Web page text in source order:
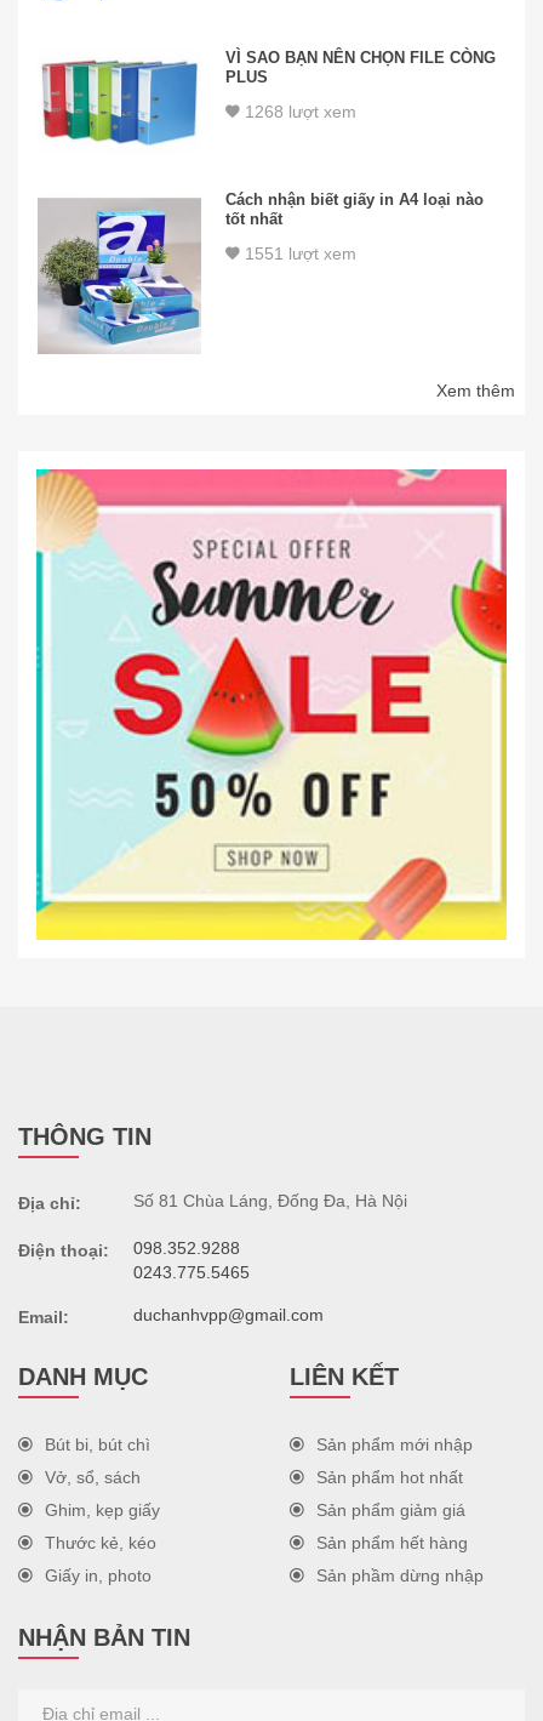
VÌ SAO BẠN NÊN CHỌN FILE CÒNG
PLUS
1268 lượt xem
Cách nhận biết giấy in A4 loại nào
tốt nhất
1551 lượt xem
Xem thêm
THÔNG TIN
Địa chỉ: Số 81 Chùa Láng, Đống Đa, Hà Nội
Điện thoại:
098.352.9288
0243.775.5465
Email: duchanhvpp@gmail.com
DANH MỤC
Bút bi, bút chì
Vở, sổ, sách
Ghim, kẹp giấy
Thước kẻ, kéo
Giấy in, photo
LIÊN KẾT
Sản phẩm mới nhập
Sản phẩm hot nhất
Sản phẩm giảm giá
Sản phẩm hết hàng
Sản phầm dừng nhập
NHẬN BẢN TIN